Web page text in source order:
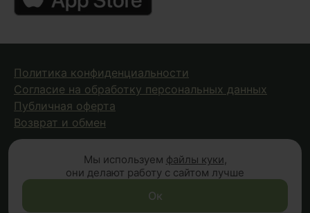
Политика конфиденциальности
Согласие на обработку персональных данных
Публичная оферта
Возврат и обмен
© 2026 Fungiline — зарегистрированная торговая марка.
Копирование материалов с сайта запрещено.
Вся информация на сайте носит справочный характер и
не является публичной офертой (п.2 ст.437 ГК РФ)
Мы используем файлы куки,
они делают работу с сайтом лучше
Ок